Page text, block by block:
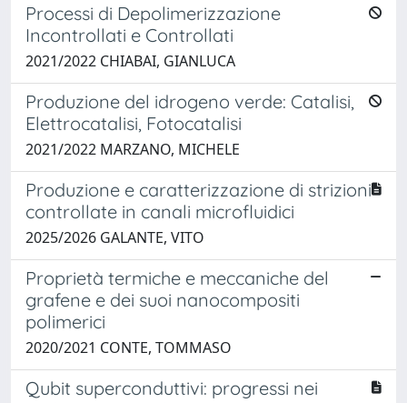
Processi di Depolimerizzazione
Incontrollati e Controllati
2021/2022 CHIABAI, GIANLUCA
Produzione del idrogeno verde: Catalisi,
Elettrocatalisi, Fotocatalisi
2021/2022 MARZANO, MICHELE
Produzione e caratterizzazione di strizioni
controllate in canali microfluidici
2025/2026 GALANTE, VITO
Proprietà termiche e meccaniche del
grafene e dei suoi nanocompositi
polimerici
2020/2021 CONTE, TOMMASO
Qubit superconduttivi: progressi nei